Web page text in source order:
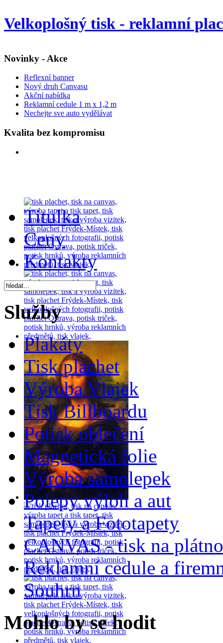
Velkoplošný tisk - reklamní
Novinky - Akce
Reflexní banner
Nový druh Canvasu
Akční nabídka
Reklamní cedule 1 m x 1,2 m
Nechejte sve auto vydělávat
Kvalita bez kompromisu
Titulka
Ceny
Kontakty
Služby
Plakáty
Tisk plachet
Výroba Vlajek
Tisk Billboardu
Potisk oblečení
Magnetická folie
Výroba samolepek
Polepy výloh a aut
Tapety a Fototapety
CANVAS - tisk na plátno
Reklamní cedule a
Souhrn
Mohlo by se hodit